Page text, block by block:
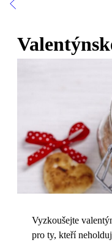
Vyzkoušejte
pro ty, kteří